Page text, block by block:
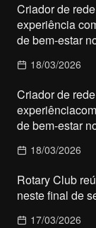
Criador de
experiência
de bem-estar
18/03/2026
Criador de
de bem-estar
18/03/2026
Rotary Club
neste final de
17/03/2026